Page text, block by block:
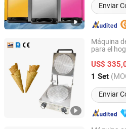
Enviar
Máquina
para el
US$
1 Set
Enviar
GUANGZHOU CITY PENGDA
Guangdong, China